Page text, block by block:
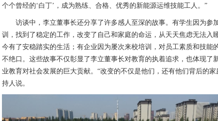
个个曾经的‘白丁’，成为熟练、合格、优秀的新能源运维技能工人。”
访谈中，李立董事长还分享了许多感人至深的故事。有学生因为参
训，找到了稳定的工作，改变了自己和家庭的命运，从天天焦虑无法入
今有了安稳踏实的生活；有企业因为屡次来校培训，对员工素质和技能
不绝口。这些故事不仅彰显了李立董事长对教育的执着追求，也体现了
业教育对社会发展的巨大贡献。“改变的不仅是他们，还有他们背后的家
持人说。